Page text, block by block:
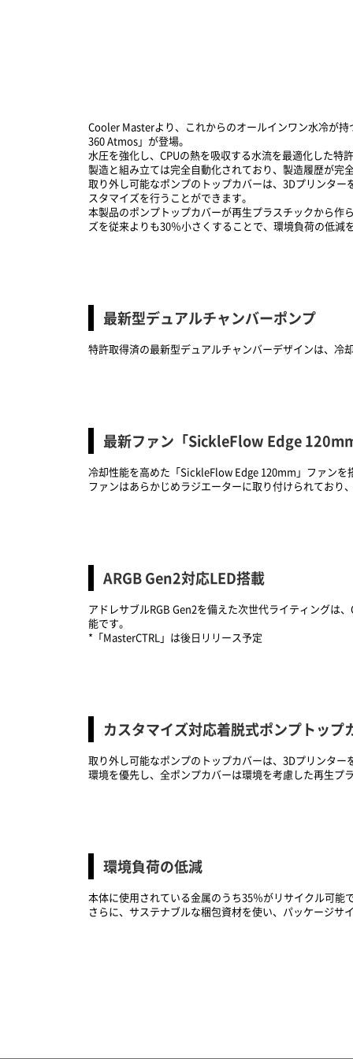
Cooler Masterより、これからのオールインワン水冷が
360 Atmos」が登場。
水圧を強化し、CPUの熱を吸収する水流を最適化した
製造と組み立ては完全自動化されており、製造履歴が完
取り外し可能なポンプのトップカバーは、3Dプリンター
スタマイズを行うことができます。
本製品のポンプトップカバーが再生プラスチックから作
ズを従来よりも30％小さくすることで、環境負荷の低減
最新型デュアルチャンバーポンプ
特許取得済の最新型デュアルチャンバーデザインは、冷
最新ファン「SickleFlow Edge
冷却性能を高めた「SickleFlow Edge 120mm」ファンを
ファンはあらかじめラジエーターに取り付けられており
ARGB Gen2対応LED搭載
アドレサブルRGB Gen2を備えた次世代ライティングは
能です。
*「MasterCTRL」は後日リリース予定
カスタマイズ対応着脱式ポンプトップ
取り外し可能なポンプのトップカバーは、3Dプリンター
環境を優先し、全ポンプカバーは環境を考慮した再生プ
環境負荷の低減
本体に使用されている金属のうち35％がリサイクル可能で
さらに、サステナブルな梱包資材を使い、パッケージサ